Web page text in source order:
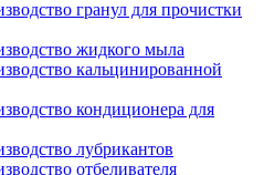
гранул для прочистки
жидкого мыла
кальцинированной
кондиционера для
лубрикантов
отбеливателя